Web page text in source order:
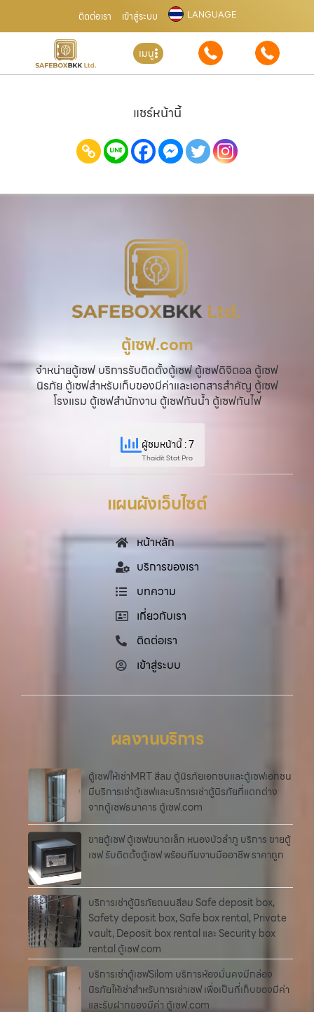
ติดต่อเรา เข้าสู่ระบบ LANGUAGE
เมนู
แชร์หน้านี้
ตู้เซฟ.com
จำหน่ายตู้เซฟ บริการรับติดตั้งตู้เซฟ ตู้เซฟดิจิตอล ตู้เซฟ
นิรภัย ตู้เซฟสำหรับเก็บของมีค่าและเอกสารสำคัญ ตู้เซฟ
โรงแรม ตู้เซฟสำนักงาน ตู้เซฟกันน้ำ ตู้เซฟกันไฟ
ผู้ชมหน้านี้ : 7
Thaidit Stat Pro
แผนผังเว็บไซต์
หน้าหลัก
บริการของเรา
บทความ
เกี่ยวกับเรา
ติดต่อเรา
เข้าสู่ระบบ
ผลงานบริการ
ตู้เซฟให้เช่าMRT สีลม ตู้นิรภัยเอกชนและตู้เซฟเอกชน
มีบริการเช่าตู้เซฟและบริการเช่าตู้นิรภัยที่แตกต่าง
จากตู้เซฟธนาคาร ตู้เซฟ.com
ขายตู้เซฟ ตู้เซฟขนาดเล็ก หนองบัวลำภู บริการ ขายตู้
เซฟ รับติดตั้งตู้เซฟ พร้อมทีมงานมืออาชีพ ราคาถูก
บริการเช่าตู้นิรภัยถนนสีลม Safe deposit box,
Safety deposit box, Safe box rental, Private
vault, Deposit box rental และ Security box
rental ตู้เซฟ.com
บริการเช่าตู้เซฟSilom บริการห้องมั่นคงมีกล่อง
นิรภัยให้เช่าสำหรับการเช่าเซฟ เพื่อเป็นที่เก็บของมีค่า
และรับฝากของมีค่า ตู้เซฟ.com